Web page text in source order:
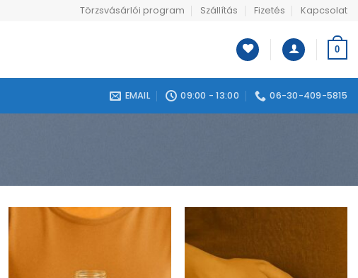
Törzsvásárlói program Szállítás Fizetés Kapcsolat
0
EMAIL 09:00 - 13:00 06-30-409-5815